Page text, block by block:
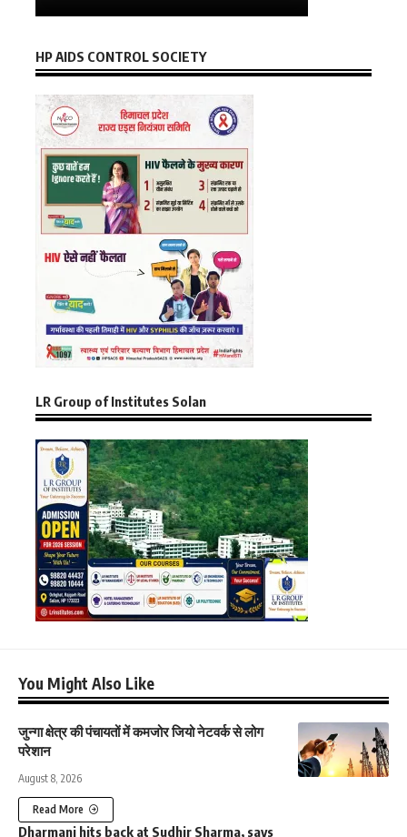
HP AIDS CONTROL SOCIETY
LR Group of Institutes Solan
You Might Also Like
जुन्गा क्षेत्र की पंचायतों में कमजोर जियो नेटवर्क से लोग
परेशान
August 8, 2026
Read More
Dharmani hits back at Sudhir Sharma, says